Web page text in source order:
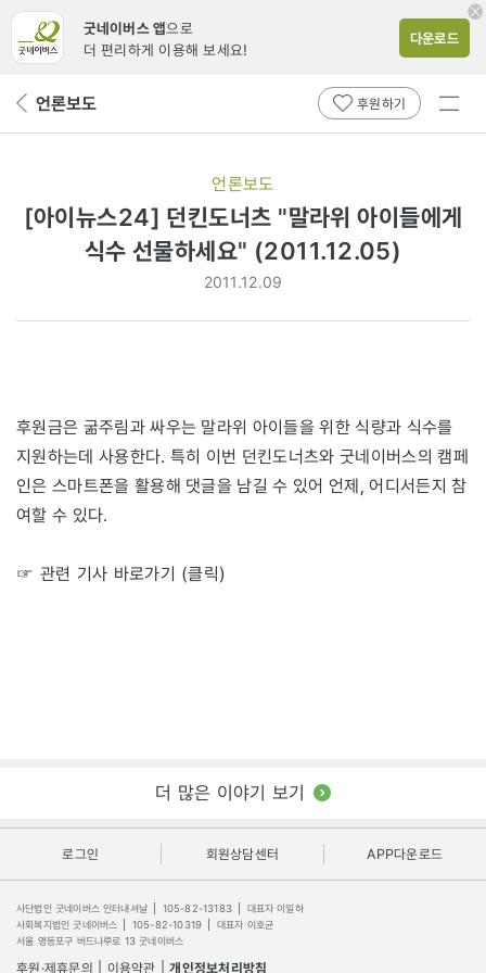
굿네이버스 앱으로
더 편리하게 이용해 보세요!
다운로드
뒤 언론보도 후원하기
전체
언론보도
[아이뉴스24] 던킨도너츠 "말라위 아이들에게
식수 선물하세요" (2011.12.05)
2011.12.09
후원금은 굶주림과 싸우는 말라위 아이들을 위한 식량과 식수를
지원하는데 사용한다. 특히 이번 던킨도너츠와 굿네이버스의 캠페
인은 스마트폰을 활용해 댓글을 남길 수 있어 언제, 어디서든지 참
여할 수 있다.
☞ 관련 기사 바로가기 (클릭)
더 많은 이야기 보기
로그인 회원상담센터 APP다운로드
사단법인 굿네이버스 인터내셔날 105-82-13183
대표자 이일하
사회복지법인 굿네이버스
105-82-10319
대표자 이호균
서울 영등포구 버드나루로 13 굿네이버스
후원·제휴문의 이용약관 개인정보처리방침